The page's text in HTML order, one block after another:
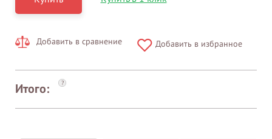
Добавить в сравнение Добавить в избранное
Итого: ?